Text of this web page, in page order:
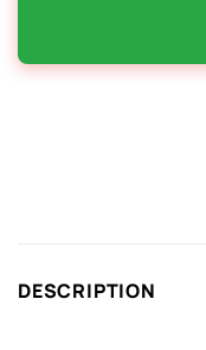
DESCRIPTION